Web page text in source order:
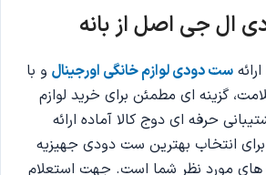
ال جی اصل از بانه
ست دودی لوازم خانگی اورجینال و با
گزینه ‌ای مطمئن برای خرید لوازم
حرفه ‌ای دوج کالا آماده ارائه
انتخاب بهترین ست دودی جهیزیه
مورد نظر شما است. جهت استعلام